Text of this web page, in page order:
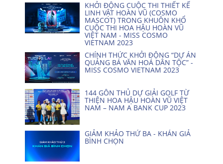
KHỞI ĐỘNG CUỘC THI THIẾT KẾ
LINH VẬT HOÀN VŨ (COSMO
MASCOT) TRONG KHUÔN KHỔ
CUỘC THI HOA HẬU HOÀN VŨ
VIỆT NAM - MISS COSMO
VIETNAM 2023
CHÍNH THỨC KHỞI ĐỘNG “DỰ ÁN
QUẢNG BÁ VĂN HOÁ DÂN TỘC” -
MISS COSMO VIETNAM 2023
144 GÔN THỦ DỰ GIẢI GOLF TỪ
THIỆN HOA HẬU HOÀN VŨ VIỆT
NAM – NAM A BANK CUP 2023
GIẢM KHẢO THỨ BA - KHÁN GIẢ
BÌNH CHỌN